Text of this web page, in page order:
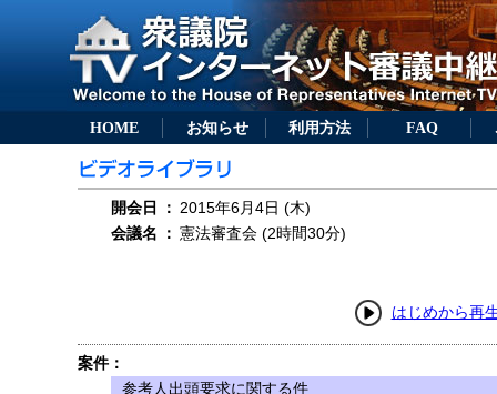
HOME お知らせ 利用方法 FAQ
開会日 ： 2015年6月4日 (木)
会議名
： 憲法審査会 (2時間30分)
はじめから再
案件：
参考人出頭要求に関する件